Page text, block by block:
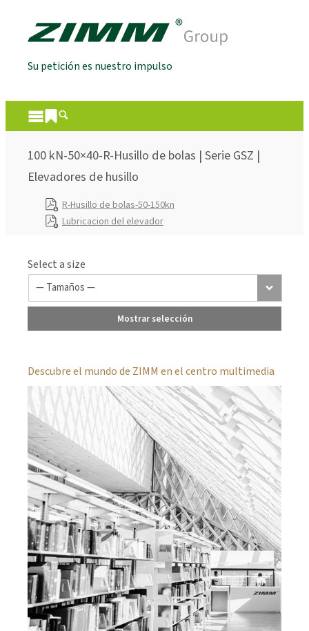
Su petición es nuestro impulso
100 kN-50×40-R-Husillo de bolas | Serie GSZ |
Elevadores de husillo
R-Husillo de bolas-50-150kn
Lubricacion del elevador
Select a size
Mostrar selección
Descubre el mundo de ZIMM en el centro multimedia